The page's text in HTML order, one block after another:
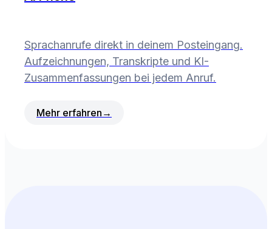
Sprachanrufe direkt in deinem Posteingang.
Aufzeichnungen, Transkripte und KI-
Zusammenfassungen bei jedem Anruf.
Mehr erfahren →